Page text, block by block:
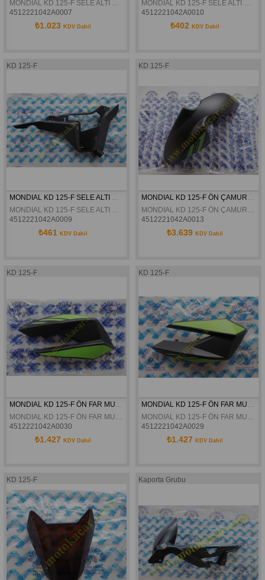
MONDIAL KD 125-F SELE ALTI ÖN YAN KAPAK SOL TITANYUM ORJINAL
4512221042A0007
₺1.023 KDV Dahil
MONDIAL KD 125-F SELE ALTI ÖN YAN DEKOR KAPAK SAG ORJINAL
4512221042A0010
₺402 KDV Dahil
KD 125-F
MONDIAL KD 125-F SELE ALTI ÖN YAN DEKOR KAPAK SOL ORJINAL
MONDIAL KD 125-F SELE ALTI ÖN YAN DEKOR KAPAK SOL ORJINAL
4512221042A0009
₺461 KDV Dahil
KD 125-F
MONDIAL KD 125-F ÖN ÇAMURLUK YESIL ORJINAL
MONDIAL KD 125-F ÖN ÇAMURLUK YESIL ORJINAL
4512221042A0013
₺3.639 KDV Dahil
KD 125-F
MONDIAL KD 125-F ÖN FAR MUHAFAZA SAG YESIL ORJINAL
MONDIAL KD 125-F ÖN FAR MUHAFAZA SAG YESIL ORJINAL
4512221042A0030
₺1.427 KDV Dahil
KD 125-F
MONDIAL KD 125-F ÖN FAR MUHAFAZA SOL YESIL ORJINAL
MONDIAL KD 125-F ÖN FAR MUHAFAZA SOL YESIL ORJINAL
4512221042A0029
₺1.427 KDV Dahil
KD 125-F Kaporta Grubu